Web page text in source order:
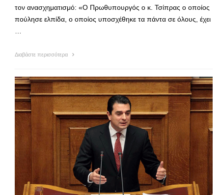
τον ανασχηματισμό: «Ο Πρωθυπουργός ο κ. Τσίπρας ο οποίος
πούλησε ελπίδα, ο οποίος υποσχέθηκε τα πάντα σε όλους, έχει
Διαβάστε περισσότερα